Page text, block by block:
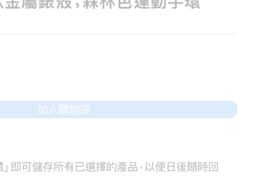
加入購物袋
即可儲存所有已選擇的產品，以便日後隨時回